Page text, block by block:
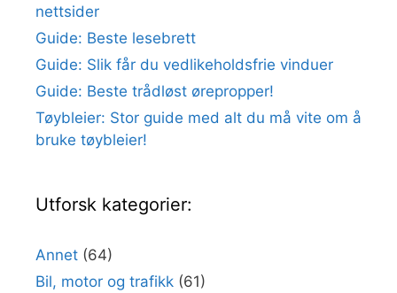
nettsider
Guide: Beste lesebrett
Guide: Slik får du vedlikeholdsfrie vinduer
Guide: Beste trådløst ørepropper!
Tøybleier: Stor guide med alt du må vite om å
bruke tøybleier!
Utforsk kategorier:
Annet (64)
Bil, motor og trafikk (61)